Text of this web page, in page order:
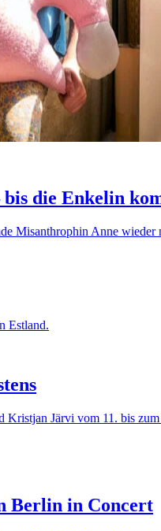
die Enkelin
Misanthrophin Anne wieder
Järvi vom 11. bis zum
Berlin in Concert